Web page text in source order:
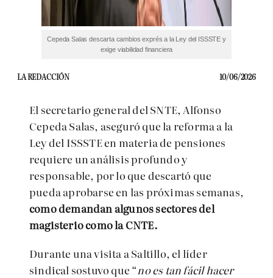
Cepeda Salas descarta cambios exprés a la Ley del ISSSTE y
exige viabilidad financiera
LA REDACCIÓN 10/06/2026
El secretario general del SNTE, Alfonso
Cepeda Salas, aseguró que la reforma a la
Ley del ISSSTE en materia de pensiones
requiere un análisis profundo y
responsable, por lo que descartó que
pueda aprobarse en las próximas semanas,
como demandan algunos sectores del
magisterio como la CNTE.
Durante una visita a Saltillo, el líder
sindical sostuvo que “no es tan fácil hacer